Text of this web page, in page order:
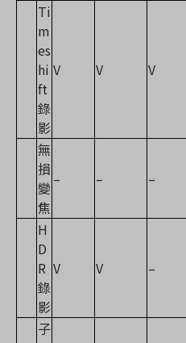
Ti
m
es
hi
ft
錄
影
V V V
無
損
變
焦
– – –
H
D
R
錄
影
V V –
子